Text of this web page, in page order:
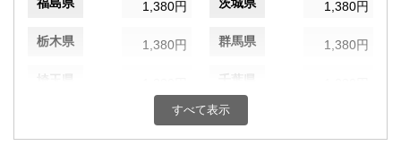
福島県 1,380円 茨城県 1,380円
栃木県 1,380円 群馬県 1,380円
埼玉県 千葉県
1,380円 神奈川県
すべて表示